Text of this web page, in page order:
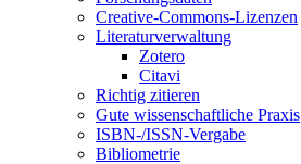
Creative-Commons-Lizenzen
Literaturverwaltung
Zotero
Citavi
Richtig zitieren
Gute wissenschaftliche Praxis
ISBN-/ISSN-Vergabe
Bibliometrie